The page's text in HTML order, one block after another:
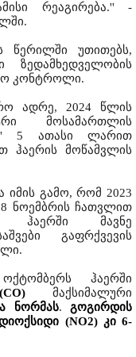
რეაგირება.'' -
წერილში უთითებს,
ზედამხედველობის
კონტროლი.
ადრე, 2024 წლის
მოსამართლის
5 ათასი ლარით
ჰაერის მოწამვლის
გამო, რომ 2023
ნოემბრის ჩათვლით
ჰაერში მავნე
გაფრქვევის
ჰაერში
მაქსიმალური
ნორმას. გოგირდის
(NO2) კი 6-